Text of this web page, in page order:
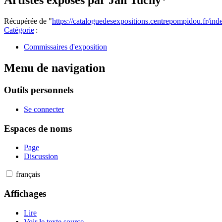
Récupérée de "https://cataloguedesexpositions.centrepompidou.fr/
Catégorie :
Commissaires d'exposition
Menu de navigation
Outils personnels
Se connecter
Espaces de noms
Page
Discussion
français
Affichages
Lire